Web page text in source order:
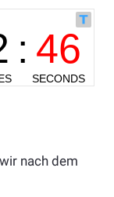
nach dem